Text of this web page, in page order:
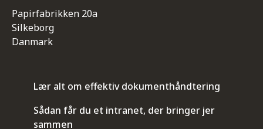
Papirfabrikken 20a
Silkeborg
Danmark
Lær alt om effektiv dokumenthåndtering
Sådan får du et intranet, der bringer jer
sammen